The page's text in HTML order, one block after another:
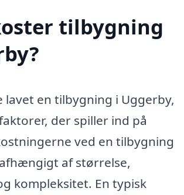
tilbygning
lavet en tilbygning i Uggerby,
der spiller ind på
ved en tilbygning
af størrelse,
kompleksitet. En typisk